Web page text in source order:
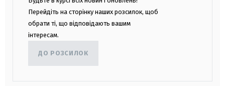
Перейдіть на сторінку наших розсилок, щоб
обрати ті, що відповідають вашим
інтересам.
ДО РОЗСИЛОК